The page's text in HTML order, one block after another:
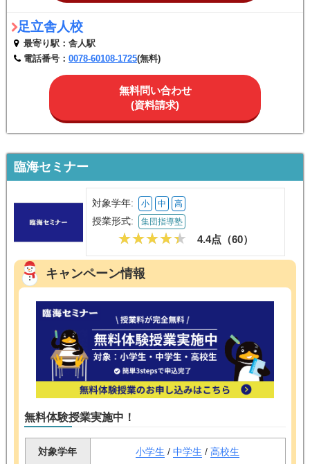
足立舎人校
最寄り駅：舎人駅
電話番号： 0078-60108-1725(無料)
無料問い合わせ
(資料請求)
臨海セミナー
対象学年: 小 中 高
授業形式: 集団指導塾
4.4点（60）
キャンペーン情報
無料体験授業実施中！
対象学年 小学生 / 中学生 / 高校生